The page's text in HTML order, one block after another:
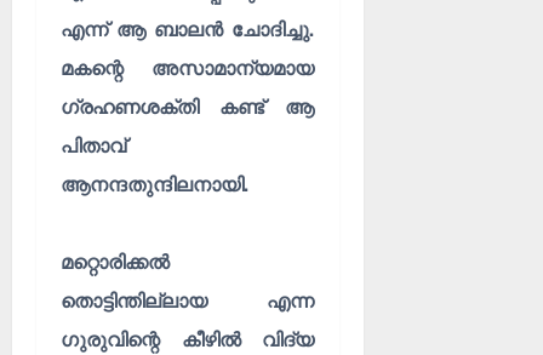
എന്ന് ആ ബാലൻ ചോദിച്ചു.
മകന്റെ അസാമാന്യമായ
ഗ്രഹണശക്തി കണ്ട് ആ
പിതാവ്
ആനന്ദതുന്ദിലനായി.
മറ്റൊരിക്കൽ
തൊട്ടിന്തില്ലായ എന്ന
ഗുരുവിന്റെ കീഴിൽ വിദ്യ